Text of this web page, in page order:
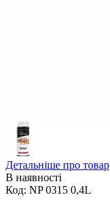
Детальніше про товар
В наявності
Код: NP 0315 0,4L